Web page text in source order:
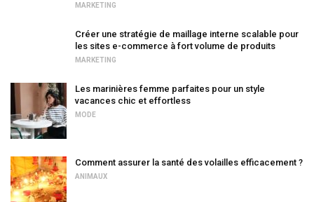
MARKETING
Créer une stratégie de maillage interne scalable pour
les sites e-commerce à fort volume de produits
MARKETING
Les marinières femme parfaites pour un style
vacances chic et effortless
MODE
Comment assurer la santé des volailles efficacement ?
ANIMAUX